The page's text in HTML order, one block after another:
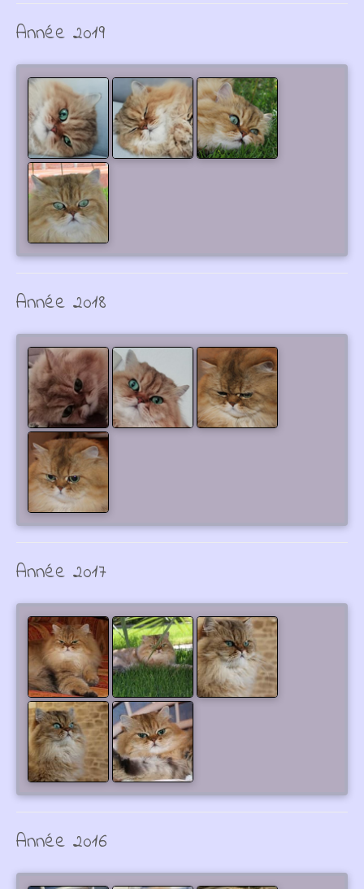
Année 2019
Année 2018
Année 2017
Année 2016